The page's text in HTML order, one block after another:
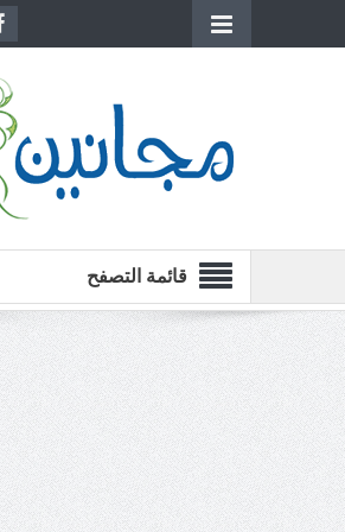
قائمة التصفح